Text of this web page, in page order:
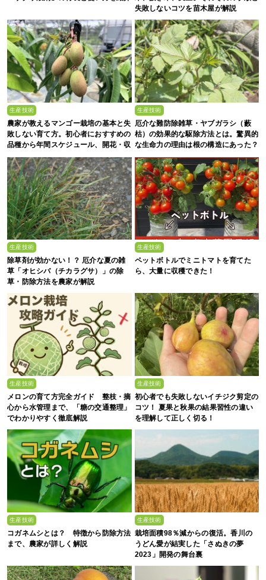
失敗しないコツを苗木屋が解説
生産技術
農家が教えるマンゴー栽培の基本と失
敗しない育て方。初心者におすすめの
品種から年間スケジュール、開花・収
生産技術
厄介な難防除雑草・ヤブガラシ（藪
枯）の効果的な駆除方法とは。驚異的
な生命力の理由は根の構造にあった？
生産技術
除草剤が効かない！？ 厄介な夏の雑
草「オヒシバ（チカラグサ）」の除
草・防除方法を農家が解説
生産技術
ペットボトルでミニトマトを育てた
ら、大量に収穫できた！
生産技術
メロンの育て方完全ガイド 整枝・摘
心から水管理まで、「糖の交通整理」
でわかりやすく徹底解説
生産技術
初心者でも失敗しないイチジク剪定の
コツ！ 夏果と秋果の結果習性の違い
を理解して正しく切る！
生産技術
コガネムシとは？ 特徴から防除方法
まで、農家が詳しく解説
生産技術
栽培面積98％減からの復活。香川の
うどん愛が結実した「さぬきの夢
2023」開発の舞台裏